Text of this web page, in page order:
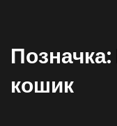
Позначка:
кошик